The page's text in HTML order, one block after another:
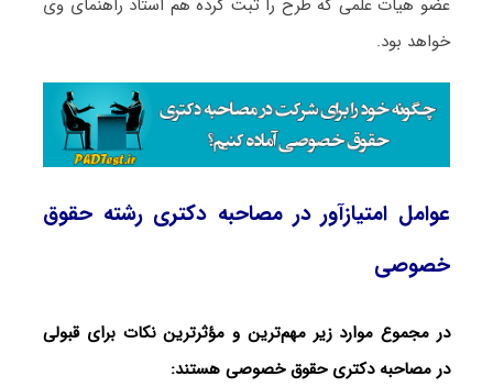
خواهد بود.
عوامل امتیازآور در مصاحبه دکتری رشته حقوق
خصوصی
در مجموع موارد زیر مهم‌ترین و مؤثرترین نکات برای قبولی
در مصاحبه دکتری حقوق خصوصی هستند: